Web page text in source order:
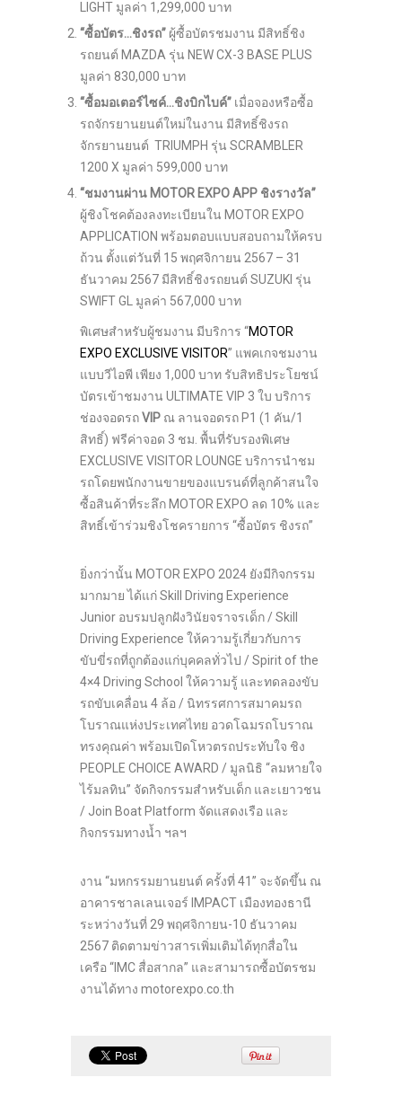
LIGHT มูลค่า 1,299,000 บาท
“ซื้อบัตร…ชิงรถ” ผู้ซื้อบัตรชมงาน มีสิทธิ์ชิง
รถยนต์ MAZDA รุ่น NEW CX-3 BASE PLUS
มูลค่า 830,000 บาท
“ซื้อมอเตอร์ไซค์…ชิงบิกไบค์” เมื่อจองหรือซื้อ
รถจักรยานยนต์ใหม่ในงาน มีสิทธิ์ชิงรถ
จักรยานยนต์ TRIUMPH รุ่น SCRAMBLER
1200 X มูลค่า 599,000 บาท
“ชมงานผ่าน MOTOR EXPO APP ชิงรางวัล”
ผู้ชิงโชคต้องลงทะเบียนใน MOTOR EXPO
APPLICATION พร้อมตอบแบบสอบถามให้ครบ
ถ้วน ตั้งแต่วันที่ 15 พฤศจิกายน 2567 – 31
ธันวาคม 2567 มีสิทธิ์ชิงรถยนต์ SUZUKI รุ่น
SWIFT GL มูลค่า 567,000 บาท
พิเศษสำหรับผู้ชมงาน มีบริการ “MOTOR
EXPO EXCLUSIVE VISITOR” แพคเกจชมงาน
แบบวีไอพี เพียง 1,000 บาท รับสิทธิประโยชน์
บัตรเข้าชมงาน ULTIMATE VIP 3 ใบ บริการ
ช่องจอดรถVIP ณ ลานจอดรถ P1 (1 คัน/1
สิทธิ์) ฟรีค่าจอด 3 ชม. พื้นที่รับรองพิเศษ
EXCLUSIVE VISITOR LOUNGE บริการนำชม
รถโดยพนักงานขายของแบรนด์ที่ลูกค้าสนใจ
ซื้อสินค้าที่ระลึก MOTOR EXPO ลด 10% และ
สิทธิ์เข้าร่วมชิงโชครายการ “ซื้อบัตร ชิงรถ”
ยิ่งกว่านั้น MOTOR EXPO 2024 ยังมีกิจกรรม
มากมาย ได้แก่ Skill Driving Experience
Junior อบรมปลูกฝังวินัยจราจรเด็ก / Skill
Driving Experience ให้ความรู้เกี่ยวกับการ
ขับขี่รถที่ถูกต้องแก่บุคคลทั่วไป / Spirit of the
4×4 Driving School ให้ความรู้ และทดลองขับ
รถขับเคลื่อน 4 ล้อ / นิทรรศการสมาคมรถ
โบราณแห่งประเทศไทย อวดโฉมรถโบราณ
ทรงคุณค่า พร้อมเปิดโหวตรถประทับใจ ชิง
PEOPLE CHOICE AWARD / มูลนิธิ “ลมหายใจ
ไร้มลทิน” จัดกิจกรรมสำหรับเด็ก และเยาวชน
/ Join Boat Platform จัดแสดงเรือ และ
กิจกรรมทางน้ำ ฯลฯ
งาน “มหกรรมยานยนต์ ครั้งที่ 41” จะจัดขึ้น ณ
อาคารชาลเลนเจอร์ IMPACT เมืองทองธานี
ระหว่างวันที่ 29 พฤศจิกายน-10 ธันวาคม
2567 ติดตามข่าวสารเพิ่มเติมได้ทุกสื่อใน
เครือ “IMC สื่อสากล” และสามารถซื้อบัตรชม
งานได้ทาง motorexpo.co.th